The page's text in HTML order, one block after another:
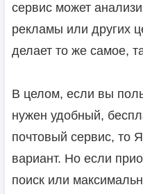
сервис может
рекламы или других
делает то же самое,
В целом, если вы
нужен удобный,
почтовый сервис, то
вариант. Но если
поиск или